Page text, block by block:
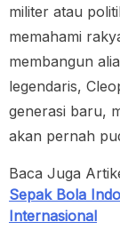
militer atau
memahami
membangun
legendaris,
generasi baru,
akan pernah
Baca Juga
Sepak Bola
Internasional